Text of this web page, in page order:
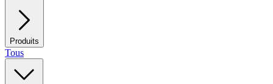
Produits
Tous